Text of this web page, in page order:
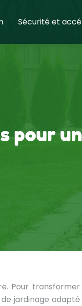
Sécurité et
pour
Pour transformer
jardinage adapté